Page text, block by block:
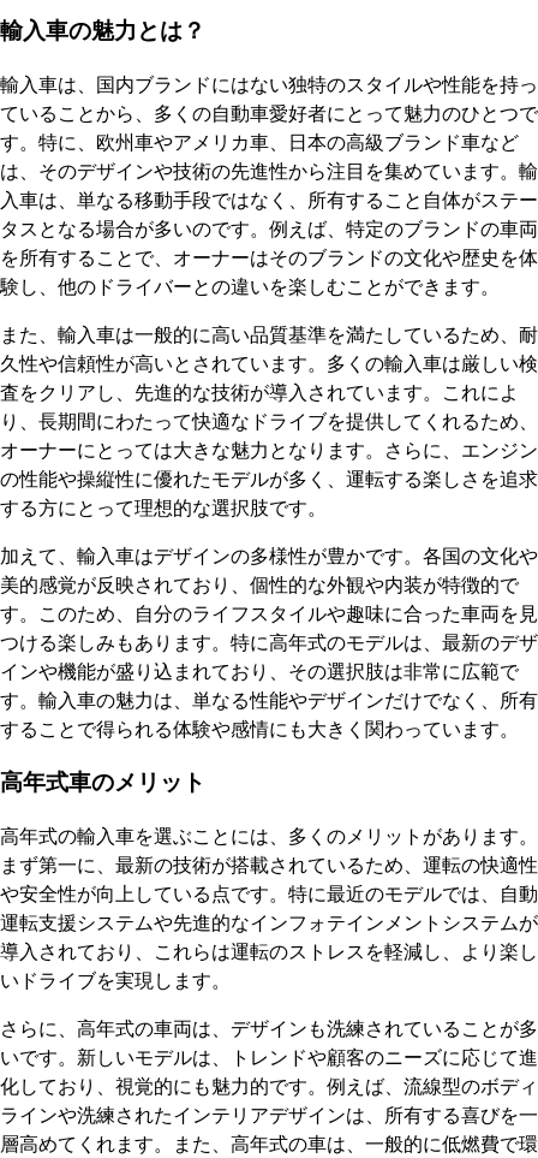
輸入車の魅力とは？
輸入車は、国内ブランドにはない独特のスタイルや性能を持っ
ていることから、多くの自動車愛好者にとって魅力のひとつで
す。特に、欧州車やアメリカ車、日本の高級ブランド車など
は、そのデザインや技術の先進性から注目を集めています。輸
入車は、単なる移動手段ではなく、所有すること自体がステー
タスとなる場合が多いのです。例えば、特定のブランドの車両
を所有することで、オーナーはそのブランドの文化や歴史を体
験し、他のドライバーとの違いを楽しむことができます。
また、輸入車は一般的に高い品質基準を満たしているため、耐
久性や信頼性が高いとされています。多くの輸入車は厳しい検
査をクリアし、先進的な技術が導入されています。これによ
り、長期間にわたって快適なドライブを提供してくれるため、
オーナーにとっては大きな魅力となります。さらに、エンジン
の性能や操縦性に優れたモデルが多く、運転する楽しさを追求
する方にとって理想的な選択肢です。
加えて、輸入車はデザインの多様性が豊かです。各国の文化や
美的感覚が反映されており、個性的な外観や内装が特徴的で
す。このため、自分のライフスタイルや趣味に合った車両を見
つける楽しみもあります。特に高年式のモデルは、最新のデザ
インや機能が盛り込まれており、その選択肢は非常に広範で
す。輸入車の魅力は、単なる性能やデザインだけでなく、所有
することで得られる体験や感情にも大きく関わっています。
高年式車のメリット
高年式の輸入車を選ぶことには、多くのメリットがあります。
まず第一に、最新の技術が搭載されているため、運転の快適性
や安全性が向上している点です。特に最近のモデルでは、自動
運転支援システムや先進的なインフォテインメントシステムが
導入されており、これらは運転のストレスを軽減し、より楽し
いドライブを実現します。
さらに、高年式の車両は、デザインも洗練されていることが多
いです。新しいモデルは、トレンドや顧客のニーズに応じて進
化しており、視覚的にも魅力的です。例えば、流線型のボディ
ラインや洗練されたインテリアデザインは、所有する喜びを一
層高めてくれます。また、高年式の車は、一般的に低燃費で環